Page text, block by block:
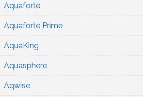
Aquaforte
Aquaforte Prime
AquaKing
Aquasphere
Aqwise